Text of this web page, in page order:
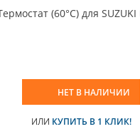
(60°C) для SUZUKI
НЕТ В НАЛИЧИИ
ИЛИ КУПИТЬ В 1 КЛИК!